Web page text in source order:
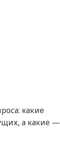
какие
а какие —